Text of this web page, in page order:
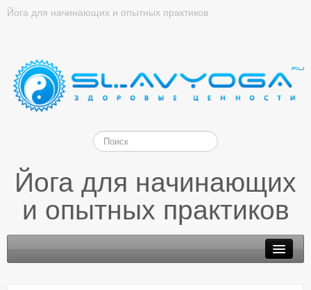
Йога для начинающих и опытных практиков
Йога для начинающих
и опытных практиков